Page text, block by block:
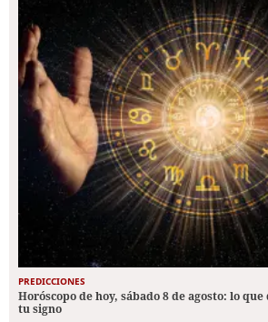
PREDICCIONES
Horóscopo de hoy, sábado 8 de agosto: lo
tu signo